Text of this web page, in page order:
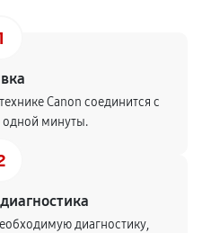
Canon соединится с
одной минуты.
диагностику,